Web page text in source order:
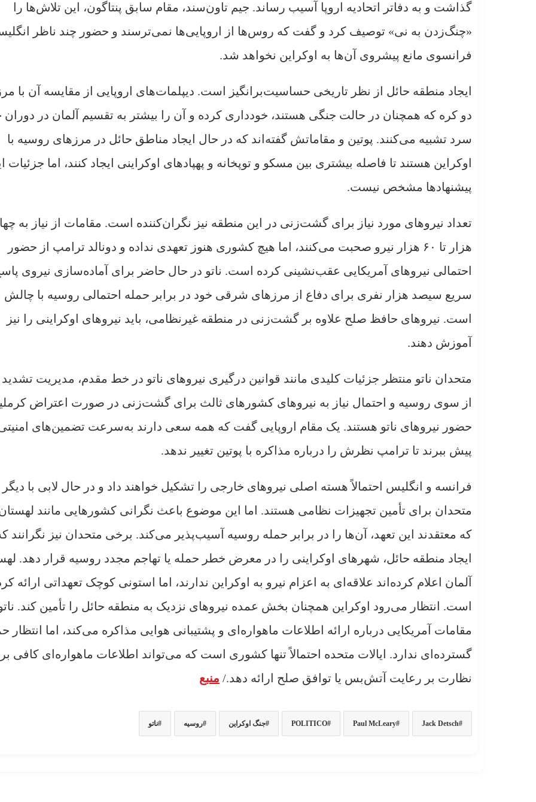
گذاشت و به دفاتر اتحادیه اروپا آسیب رساند. جیم تاون‌سند، مقام سابق پنتاگون، این تلاش‌ها را
«چنگ‌زدن به نی» توصیف کرد و گفت که روس‌ها از اروپایی‌ها نمی‌ترسند و حضور چند ناظر
فرانسوی مانع پیشروی آن‌ها به اوکراین نخواهد شد.
ایجاد منطقه حائل از نظر تاریخی حساسیت‌برانگیز است. دیپلمات‌های اروپایی از مقایسه آن با
دو کره که همچنان در حالت جنگی هستند، خودداری کرده و آن را بیشتر به تقسیم آلمان در
سرد تشبیه می‌کنند. پوتین و مقاماتش گفته‌اند که در حال ایجاد مناطق حائل در مرزهای روسیه با
اوکراین هستند تا فاصله بیشتری بین مسکو و توپخانه و پهپادهای اوکراینی ایجاد کنند، اما جزئیات
پیشنهادها مشخص نیست.
تعداد نیروهای مورد نیاز برای گشت‌زنی در این منطقه نیز نگران‌کننده است. مقامات از نیاز به
هزار تا ۶۰ هزار نیرو صحبت می‌کنند، اما هیچ کشوری هنوز تعهدی نداده و دونالد ترامپ از حضور
احتمالی نیروهای آمریکایی عقب‌نشینی کرده است. ناتو در حال حاضر برای آماده‌سازی نیروی
سریع سیصد هزار نفری برای دفاع از مرزهای شرقی خود در برابر حمله احتمالی روسیه با چالش
است. نیروهای حافظ صلح علاوه بر گشت‌زنی در منطقه غیرنظامی، باید نیروهای اوکراینی را نیز
آموزش دهند.
متحدان ناتو منتظر جزئیات کلیدی مانند قوانین درگیری نیروهای ناتو در خط مقدم، مدیریت
از سوی روسیه و احتمال نیاز به نیروهای کشورهای ثالث برای گشت‌زنی در صورت اعتراض
حضور نیروهای ناتو هستند. یک مقام اروپایی گفت که همه سعی دارند به‌سرعت تضمین‌های
پیش ببرند تا ترامپ نظرش را درباره مذاکره با پوتین تغییر ندهد.
فرانسه و انگلیس احتمالاً هسته اصلی نیروهای خارجی را تشکیل خواهند داد و در حال لابی با دیگر
متحدان برای تأمین تجهیزات نظامی هستند. اما این موضوع باعث نگرانی کشورهایی مانند
که معتقدند این تعهد، آن‌ها را در برابر حمله روسیه آسیب‌پذیر می‌کند. برخی متحدان نیز نگرانند
ایجاد منطقه حائل، شهرهای اوکراینی را در معرض خطر حمله یا تهاجم مجدد روسیه قرار دهد.
آلمان اعلام کرده‌اند علاقه‌ای به اعزام نیرو به اوکراین ندارند، اما استونی کوچک تعهداتی ارائه
است. انتظار می‌رود اوکراین همچنان بخش عمده نیروهای نزدیک به منطقه حائل را تأمین کند.
مقامات آمریکایی درباره ارائه اطلاعات ماهواره‌ای و پشتیبانی هوایی مذاکره می‌کند، اما انتظار
گسترده‌ای ندارد. ایالات متحده احتمالاً تنها کشوری است که می‌تواند اطلاعات ماهواره‌ای کافی
نظارت بر رعایت آتش‌بس یا توافق صلح ارائه دهد./ منبع
Jack Detsch
Paul McLeary
POLITICO جنگ اوکراین روسیه ناتو